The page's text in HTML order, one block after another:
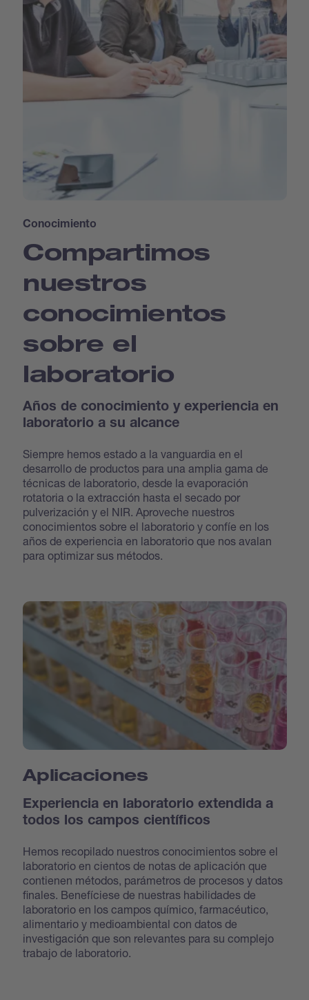
Conocimiento
Compartimos
nuestros
conocimientos
sobre el
laboratorio
Años de conocimiento y experiencia en
laboratorio a su alcance
Siempre hemos estado a la vanguardia en el
desarrollo de productos para una amplia gama de
técnicas de laboratorio, desde la evaporación
rotatoria o la extracción hasta el secado por
pulverización y el NIR. Aproveche nuestros
conocimientos sobre el laboratorio y confíe en los
años de experiencia en laboratorio que nos avalan
para optimizar sus métodos.
Aplicaciones
Experiencia en laboratorio extendida a
todos los campos científicos
Hemos recopilado nuestros conocimientos sobre el
laboratorio en cientos de notas de aplicación que
contienen métodos, parámetros de procesos y datos
finales. Benefíciese de nuestras habilidades de
laboratorio en los campos químico, farmacéutico,
alimentario y medioambiental con datos de
investigación que son relevantes para su complejo
trabajo de laboratorio.